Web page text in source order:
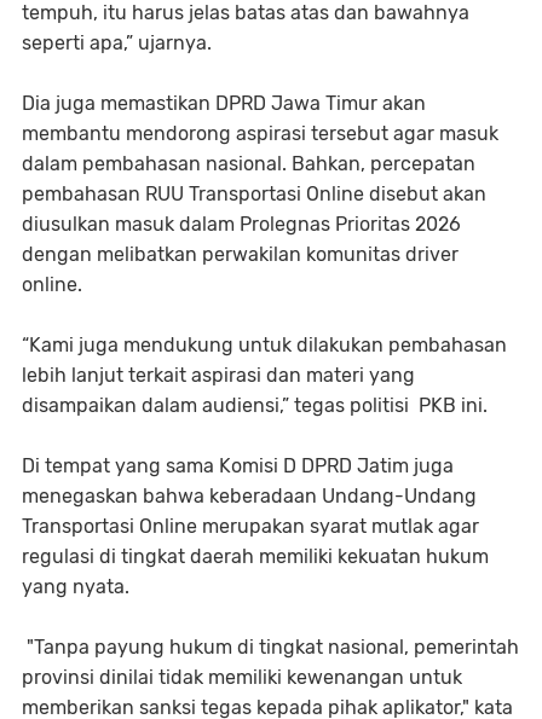
tempuh, itu harus jelas batas atas dan bawahnya
seperti apa,” ujarnya.
Dia juga memastikan DPRD Jawa Timur akan
membantu mendorong aspirasi tersebut agar masuk
dalam pembahasan nasional. Bahkan, percepatan
pembahasan RUU Transportasi Online disebut akan
diusulkan masuk dalam Prolegnas Prioritas 2026
dengan melibatkan perwakilan komunitas driver
online.
“Kami juga mendukung untuk dilakukan pembahasan
lebih lanjut terkait aspirasi dan materi yang
disampaikan dalam audiensi,” tegas politisi PKB ini.
Di tempat yang sama Komisi D DPRD Jatim juga
menegaskan bahwa keberadaan Undang-Undang
Transportasi Online merupakan syarat mutlak agar
regulasi di tingkat daerah memiliki kekuatan hukum
yang nyata.
"Tanpa payung hukum di tingkat nasional, pemerintah
provinsi dinilai tidak memiliki kewenangan untuk
memberikan sanksi tegas kepada pihak aplikator," kata